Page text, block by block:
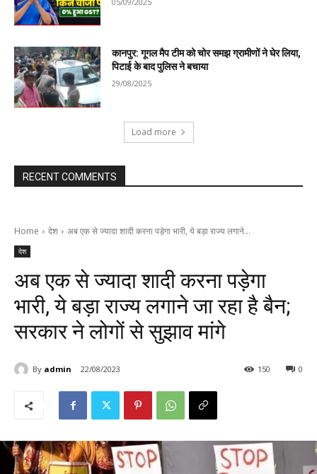
कानपुर: गूगल मैप टीम को चोर समझ ग्रामीणों ने घेर लिया,
पिटाई के बाद पुलिस ने बचाया
29/08/2025
Load more
RECENT COMMENTS